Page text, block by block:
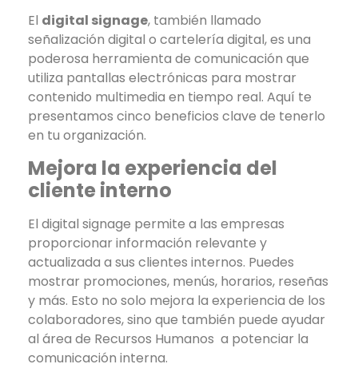
El digital signage, también llamado
señalización digital o cartelería digital, es una
poderosa herramienta de comunicación que
utiliza pantallas electrónicas para mostrar
contenido multimedia en tiempo real. Aquí te
presentamos cinco beneficios clave de tenerlo
en tu organización.
Mejora la experiencia del
cliente interno
El digital signage permite a las empresas
proporcionar información relevante y
actualizada a sus clientes internos. Puedes
mostrar promociones, menús, horarios, reseñas
y más. Esto no solo mejora la experiencia de los
colaboradores, sino que también puede ayudar
al área de Recursos Humanos a potenciar la
comunicación interna.